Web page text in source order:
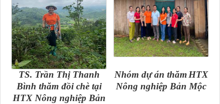
TS. Trần Thị Thanh
Bình thăm đồi chè tại
HTX Nông nghiệp Bản
Nhóm dự án thăm HTX
Nông nghiệp Bản Mộc